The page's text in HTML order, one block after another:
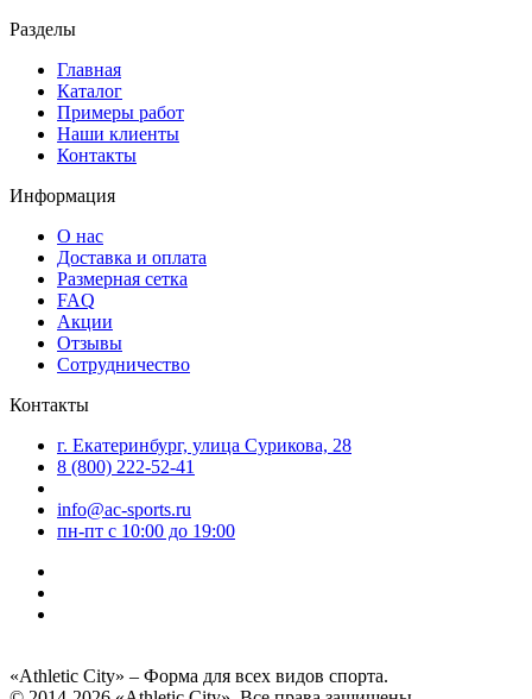
Разделы
Главная
Каталог
Примеры работ
Наши клиенты
Контакты
Информация
О нас
Доставка и оплата
Размерная сетка
FAQ
Акции
Отзывы
Сотрудничество
Контакты
г. Екатеринбург, улица Сурикова, 28
8 (800) 222-52-41
info@ac-sports.ru
пн-пт c 10:00 до 19:00
«Athletic City» – Форма для всех видов спорта.